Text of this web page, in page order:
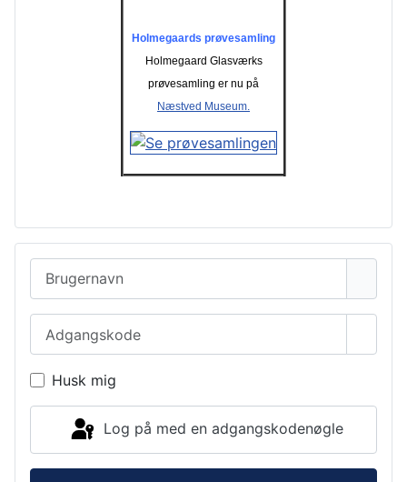
Holmegaards prøvesamling
Holmegaard Glasværks
prøvesamling er nu på
Næstved Museum.
Husk mig
Log på med en adgangskodenøgle